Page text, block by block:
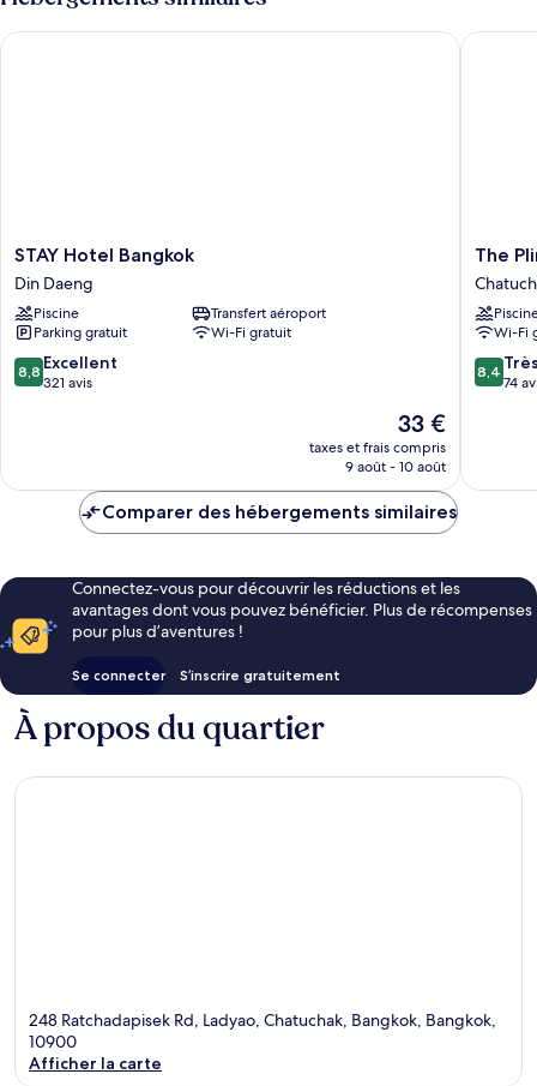
Suite,
STAY
Hotel
Bangkok
Din
Daeng
STAY Hotel Bangkok
Din Daeng
Piscine
Transfert aéroport
Parking gratuit
Wi-Fi gratuit
8.8
sur
8,8 Excellent
321 avis
Le
nouveau
prix
de
33 €
taxes et frais compris
9 août - 10 août
STAY Hotel Bangkok
The
2
The
Wi-Fi
8.4
sur
8,4
74
The
Comparer des hébergements similaires
Connectez-vous pour découvrir les réductions et les
avantages dont vous pouvez bénéficier. Plus de récompenses
pour plus d’aventures !
Se connecter S’inscrire gratuitement
À propos du quartier
248 Ratchadapisek Rd, Ladyao, Chatuchak, Bangkok, Bangkok,
10900
Afficher la carte